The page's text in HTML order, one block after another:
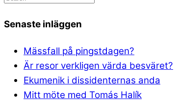
Senaste inläggen
Mässfall på pingstdagen?
Är resor verkligen värda besväret?
Ekumenik i dissidenternas anda
Mitt möte med Tomás Halík